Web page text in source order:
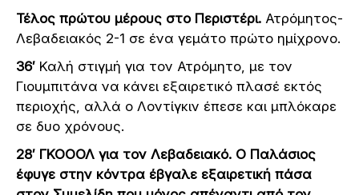
Τέλος πρώτου μέρους στο Περιστέρι. Ατρόμητος-
Λεβαδειακός 2-1 σε ένα γεμάτο πρώτο ημίχρονο.
36′ Καλή στιγμή για τον Ατρόμητο, με τον
Γιουμπιτάνα να κάνει εξαιρετικό πλασέ εκτός
περιοχής, αλλά ο Λοντίγκιν έπεσε και μπλόκαρε
σε δυο χρόνους.
28′ ΓΚΟΟΟΛ για τον Λεβαδειακό. Ο Παλάσιος
έφυγε στην κόντρα έβγαλε εξαιρετική πάσα